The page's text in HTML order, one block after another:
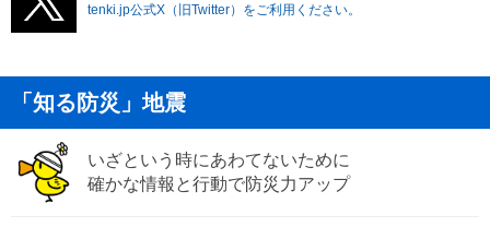
tenki.jp公式X（旧Twitter）をご利用ください。
「知る防災」地震
いざという時にあわてないために
確かな情報と行動で防災力アップ